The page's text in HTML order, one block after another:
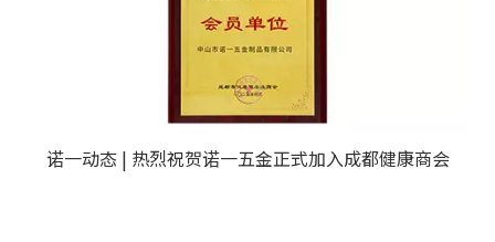
诺一动态 | 热烈祝贺诺一五金正式加入成都健康商会